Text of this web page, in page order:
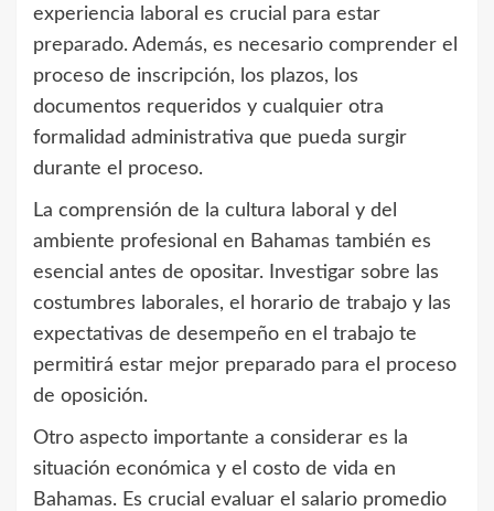
experiencia laboral es crucial para estar
preparado. Además, es necesario comprender el
proceso de inscripción, los plazos, los
documentos requeridos y cualquier otra
formalidad administrativa que pueda surgir
durante el proceso.
La comprensión de la cultura laboral y del
ambiente profesional en Bahamas también es
esencial antes de opositar. Investigar sobre las
costumbres laborales, el horario de trabajo y las
expectativas de desempeño en el trabajo te
permitirá estar mejor preparado para el proceso
de oposición.
Otro aspecto importante a considerar es la
situación económica y el costo de vida en
Bahamas. Es crucial evaluar el salario promedio